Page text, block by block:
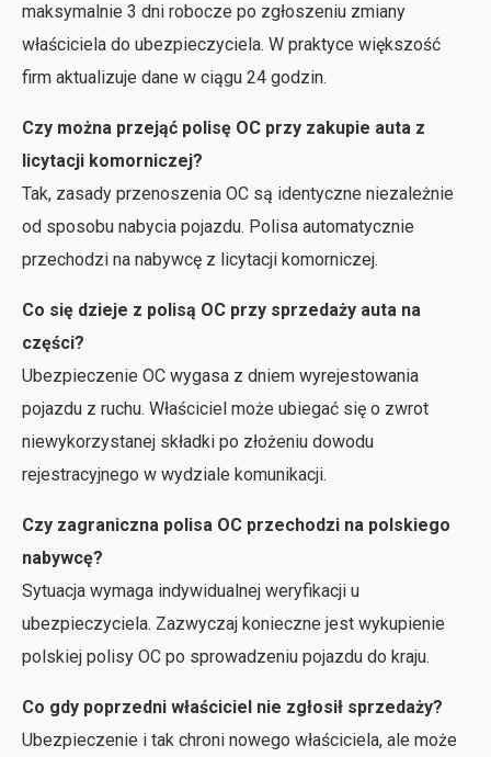
maksymalnie 3 dni robocze po zgłoszeniu zmiany
właściciela do ubezpieczyciela. W praktyce większość
firm aktualizuje dane w ciągu 24 godzin.
Czy można przejąć polisę OC przy zakupie auta z
licytacji komorniczej?
Tak, zasady przenoszenia OC są identyczne niezależnie
od sposobu nabycia pojazdu. Polisa automatycznie
przechodzi na nabywcę z licytacji komorniczej.
Co się dzieje z polisą OC przy sprzedaży auta na
części?
Ubezpieczenie OC wygasa z dniem wyrejestowania
pojazdu z ruchu. Właściciel może ubiegać się o zwrot
niewykorzystanej składki po złożeniu dowodu
rejestracyjnego w wydziale komunikacji.
Czy zagraniczna polisa OC przechodzi na polskiego
nabywcę?
Sytuacja wymaga indywidualnej weryfikacji u
ubezpieczyciela. Zazwyczaj konieczne jest wykupienie
polskiej polisy OC po sprowadzeniu pojazdu do kraju.
Co gdy poprzedni właściciel nie zgłosił sprzedaży?
Ubezpieczenie i tak chroni nowego właściciela, ale może